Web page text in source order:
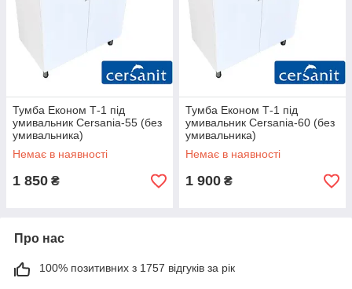
Тумба Економ Т-1 під
умивальник Cersania-55 (без
умивальника)
Немає в наявності
1 850 ₴
Тумба Економ Т-1 під
умивальник Cersania-60 (без
умивальника)
Немає в наявності
1 900 ₴
Про нас
100% позитивних з 1757 відгуків за рік